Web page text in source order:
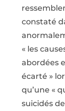
constaté
« les
abordées
écarté »
qu’une «
suicidés